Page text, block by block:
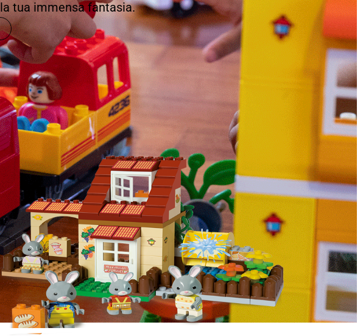
tua immensa fantasia.